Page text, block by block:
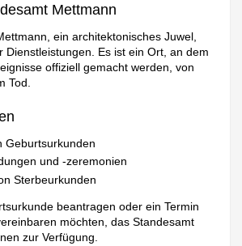
Mettmann
ein architektonisches Juwel,
Dienstleistungen. Es ist ein Ort, an dem
offiziell gemacht werden, von
Tod.
Geburtsurkunden
und -zeremonien
Sterbeurkunden
beantragen oder ein Termin
möchten, das Standesamt
zur Verfügung.